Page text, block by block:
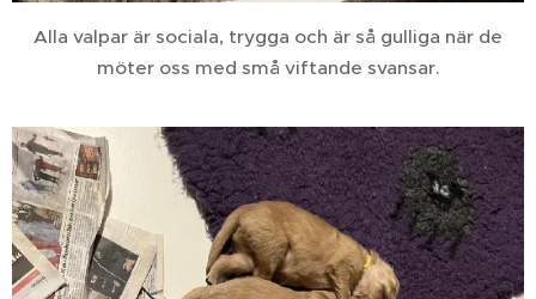
Alla valpar är sociala, trygga och är så gulliga när de
möter oss med små viftande svansar.